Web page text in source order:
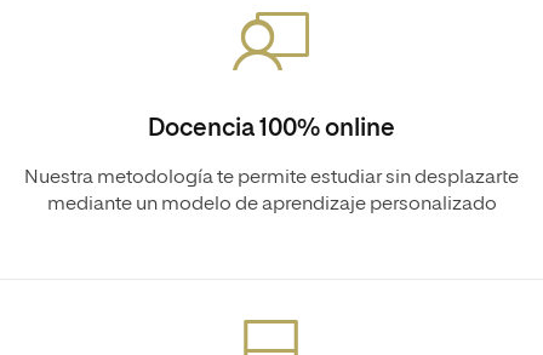
Docencia 100% online
Nuestra metodología te permite estudiar sin desplazarte
mediante un modelo de aprendizaje personalizado